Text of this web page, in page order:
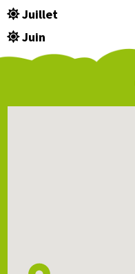
Juillet
Juin